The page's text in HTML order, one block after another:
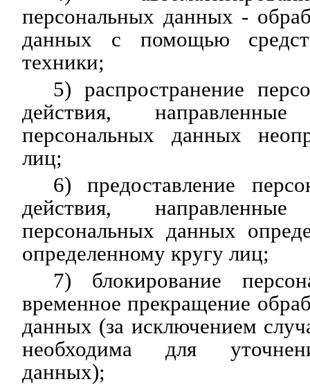
персональных данных -
данных с помощью
техники;
5) распространение
действия,
персональных данных
лиц;
6) предоставление
действия,
персональных данных
определенному кругу лиц;
7) блокирование
временное прекращение
данных (за исключением
необходима для
данных);